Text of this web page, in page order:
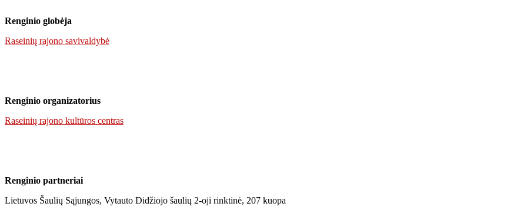
Renginio globėja
Raseinių rajono savivaldybė
Renginio organizatorius
Raseinių rajono kultūros centras
Renginio partneriai
Lietuvos Šaulių Sąjungos, Vytauto Didžiojo šaulių 2-oji rinktinė, 207 kuopa